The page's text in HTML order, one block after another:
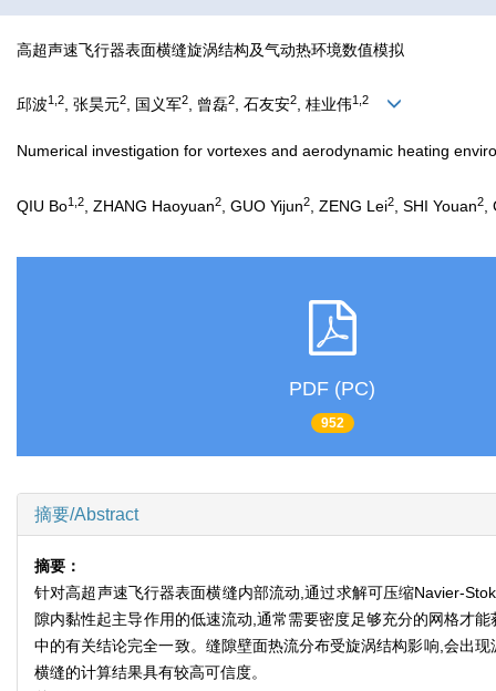
高超声速飞行器表面横缝旋涡结构及气动热环境数值模拟
邱波1,2, 张昊元2, 国义军2, 曾磊2, 石友安2, 桂业伟1,2
Numerical investigation for vortexes and aerodynamic heating
QIU Bo1,2 , ZHANG Haoyuan2 , GUO Yijun2 , ZENG Lei2 , SHI Youan2
PDF (PC)
952
摘要/Abstract
摘要：
针对高超声速飞行器表面横缝内部流动,通过求解可压缩Navier-
隙内黏性起主导作用的低速流动,通常需要密度足够充分的网格才
中的有关结论完全一致。缝隙壁面热流分布受旋涡结构影响,会出
横缝的计算结果具有较高可信度。